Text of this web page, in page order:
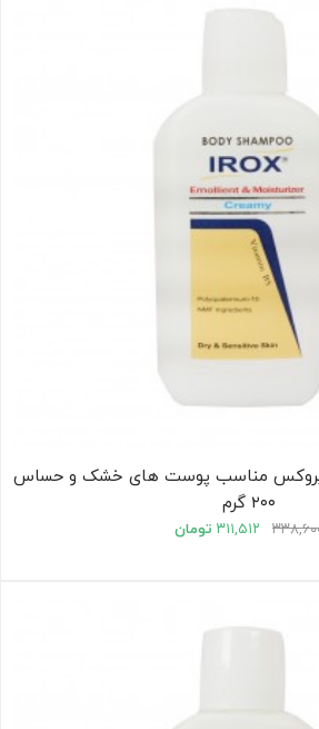
مناسب پوست های خشک و حساس
۲۰۰ گرم
۳۱۱,۵۱۲ تومان